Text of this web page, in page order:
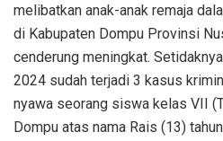
melibatkan anak-anak remaja
di Kabupaten Dompu Provinsi
cenderung meningkat.
2024 sudah terjadi 3 kasus
nyawa seorang siswa kelas VII
Dompu atas nama Rais (13)